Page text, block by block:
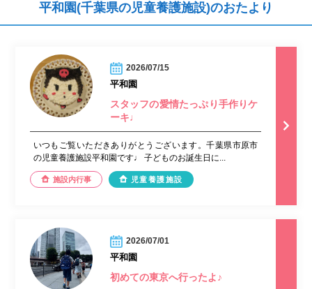
平和園(千葉県の児童養護施設)のおたより
2026/07/15
平和園
スタッフの愛情たっぷり手作りケ
ーキ♩
いつもご覧いただきありがとうございます。千葉県市原市
の児童養護施設平和園です♩ 子どものお誕生日に...
施設内行事 児童養護施設
2026/07/01
平和園
初めての東京へ行ったよ♪